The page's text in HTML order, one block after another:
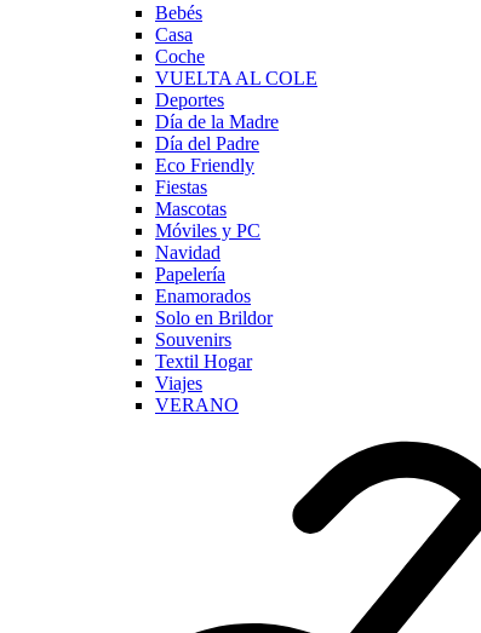
Bebés
Casa
Coche
VUELTA AL COLE
Deportes
Día de la Madre
Día del Padre
Eco Friendly
Fiestas
Mascotas
Móviles y PC
Navidad
Papelería
Enamorados
Solo en Brildor
Souvenirs
Textil Hogar
Viajes
VERANO